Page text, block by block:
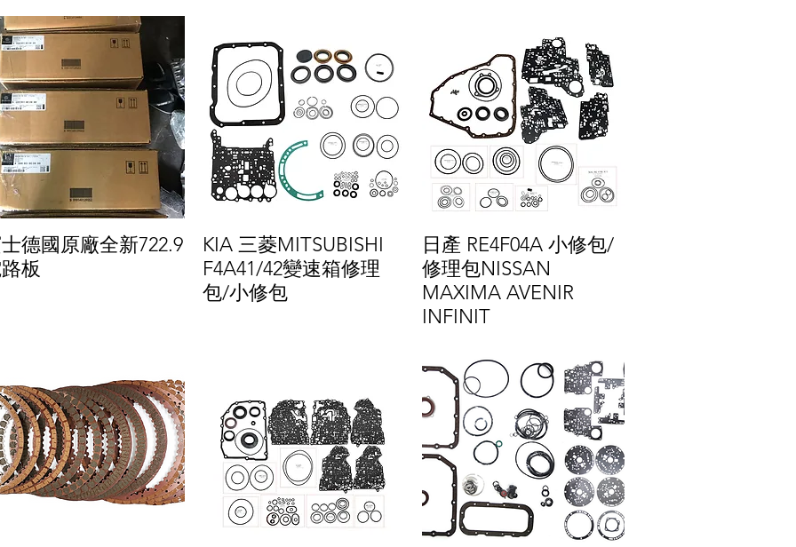
德國原廠全新722.9
板
KIA 三菱MITSUBISHI
F4A41/42變速箱修理
包/小修包
日產 RE4F04A 小修包/
修理包NISSAN
MAXIMA AVENIR
INFINIT